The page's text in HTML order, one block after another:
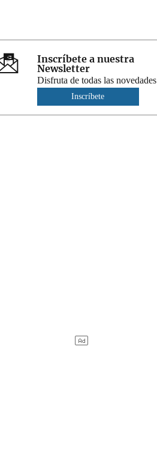
Inscríbete a nuestra
Newsletter
Disfruta de todas las novedades
Inscríbete